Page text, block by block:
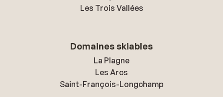
Les Trois Vallées
Domaines skiables
La Plagne
Les Arcs
Saint-François-Longchamp